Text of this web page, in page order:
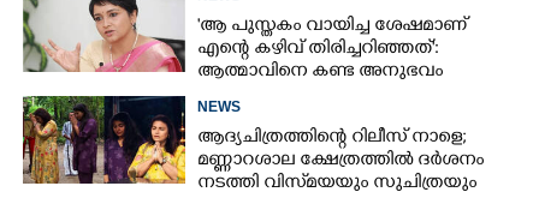
'ആ പുസ്തകം വായിച്ച ശേഷമാണ്
എന്റെ കഴിവ് തിരിച്ചറിഞ്ഞത്':
ആത്മാവിനെ കണ്ട അനുഭവം
പങ്കുവച്ച് ലെന
NEWS
ആദ്യചിത്രത്തിന്റെ റിലീസ് നാളെ;
മണ്ണാറശാല ക്ഷേത്രത്തിൽ ദർശനം
നടത്തി വിസ്‌മയയും സുചിത്രയും